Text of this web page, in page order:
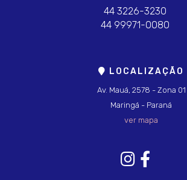
44 3226-3230
44 99971-0080
LOCALIZAÇÃO
Av. Mauá, 2578 - Zona 01
Maringá - Paraná
ver mapa